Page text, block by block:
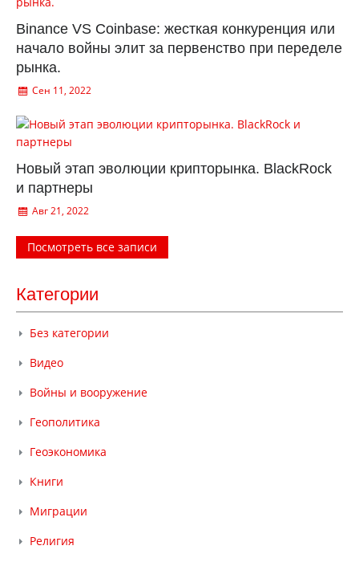
Binance VS Coinbase: жесткая конкуренция или
начало войны элит за первенство при переделе
рынка.
Сен 11, 2022
Новый этап эволюции крипторынка. BlackRock
и партнеры
Авг 21, 2022
Посмотреть все записи
Категории
Без категории
Видео
Войны и вооружение
Геополитика
Геоэкономика
Книги
Миграции
Религия